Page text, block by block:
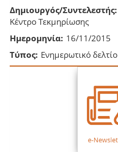
Δημιουργός/Συντελεστής:
Κέντρο Τεκμηρίωσης
Ημερομηνία: 16/11/2015
Τύπος: Ενημερωτικό δελτίο